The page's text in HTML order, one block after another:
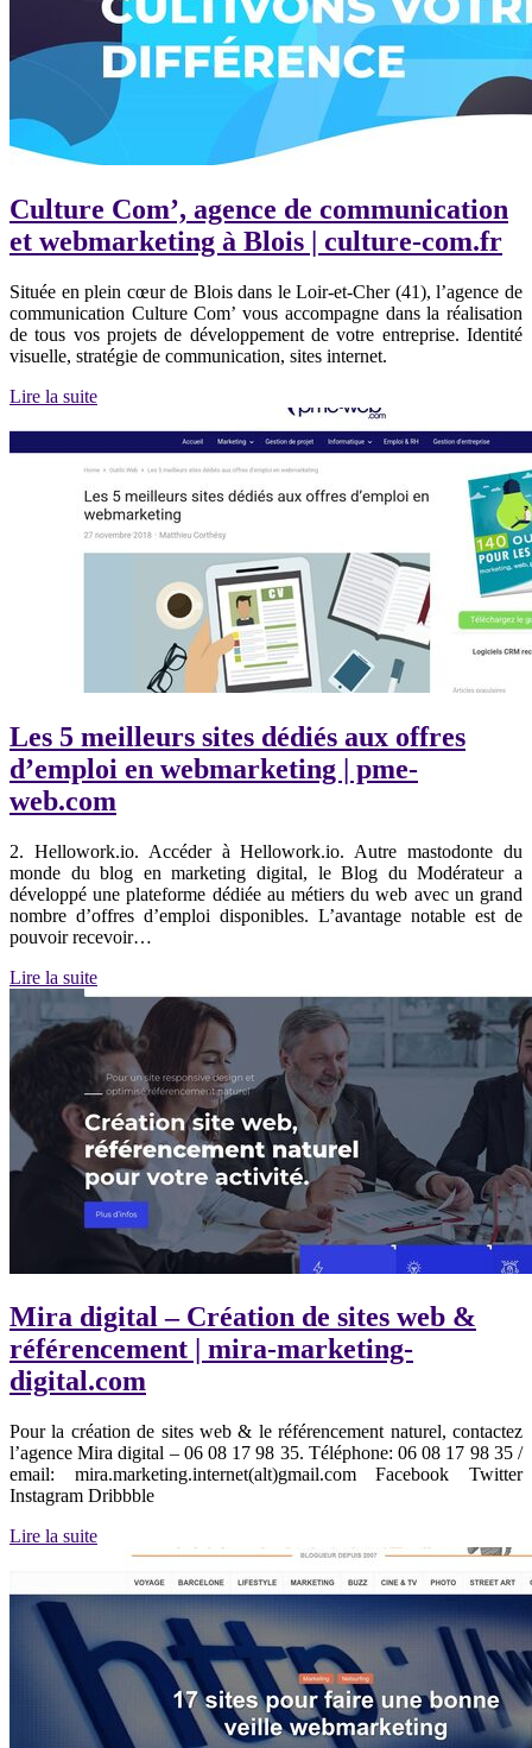
Culture Com’, agence de communication
et webmarketing à Blois | culture-com.fr
Située en plein cœur de Blois dans le Loir-et-Cher (41), l’agence de
communication Culture Com’ vous accompagne dans la réalisation
de tous vos projets de développement de votre entreprise. Identité
visuelle, stratégie de communication, sites internet.
Lire la suite
Les 5 meilleurs sites dédiés aux offres
d’emploi en webmarketing | pme-
web.com
2. Hellowork.io. Accéder à Hellowork.io. Autre mastodonte du
monde du blog en marketing digital, le Blog du Modérateur a
développé une plateforme dédiée au métiers du web avec un grand
nombre d’offres d’emploi disponibles. L’avantage notable est de
pouvoir recevoir…
Lire la suite
Mira digital – Création de sites web &
référencement | mira-marketing-
digital.com
Pour la création de sites web & le référencement naturel, contactez
l’agence Mira digital – 06 08 17 98 35. Téléphone: 06 08 17 98 35 /
email: mira.marketing.internet(alt)gmail.com Facebook Twitter
Instagram Dribbble
Lire la suite